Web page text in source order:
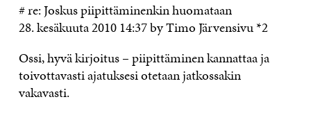
# re: Joskus piipittäminenkin huomataan
28. kesäkuuta 2010 14:37 by Timo Järvensivu *2
Ossi, hyvä kirjoitus – piipittäminen kannattaa ja
toivottavasti ajatuksesi otetaan jatkossakin
vakavasti.